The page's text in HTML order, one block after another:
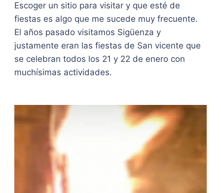
Escoger un sitio para visitar y que esté de
fiestas es algo que me sucede muy frecuente.
El años pasado visitamos Sigüenza y
justamente eran las fiestas de San vicente que
se celebran todos los 21 y 22 de enero con
muchísimas actividades.